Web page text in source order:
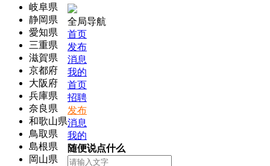
岐阜県
静岡県
愛知県
三重県
滋賀県
京都府
大阪府
兵庫県
奈良県
和歌山県
鳥取県
島根県
岡山県
全局导航
首页
发布
消息
我的
首页
招聘
发布
消息
我的
随便说点什么